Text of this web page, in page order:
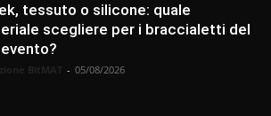
tessuto o silicone: quale
scegliere per i braccialetti del
- 05/08/2026